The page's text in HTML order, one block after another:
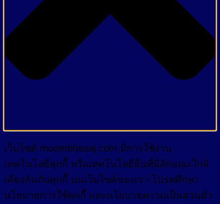
เว็บไซต์ moombhesaj.com มีการใช้งาน
เทคโนโลยีคุกกี้ หรือเทคโนโลยีอื่นที่มีลักษณะใกล้
เคียงกันกับคุกกี้ บนเว็บไซต์ของเรา โปรดศึกษา
นโยบายการใช้คุกกี้ และนโยบายความเป็นส่วนตัว